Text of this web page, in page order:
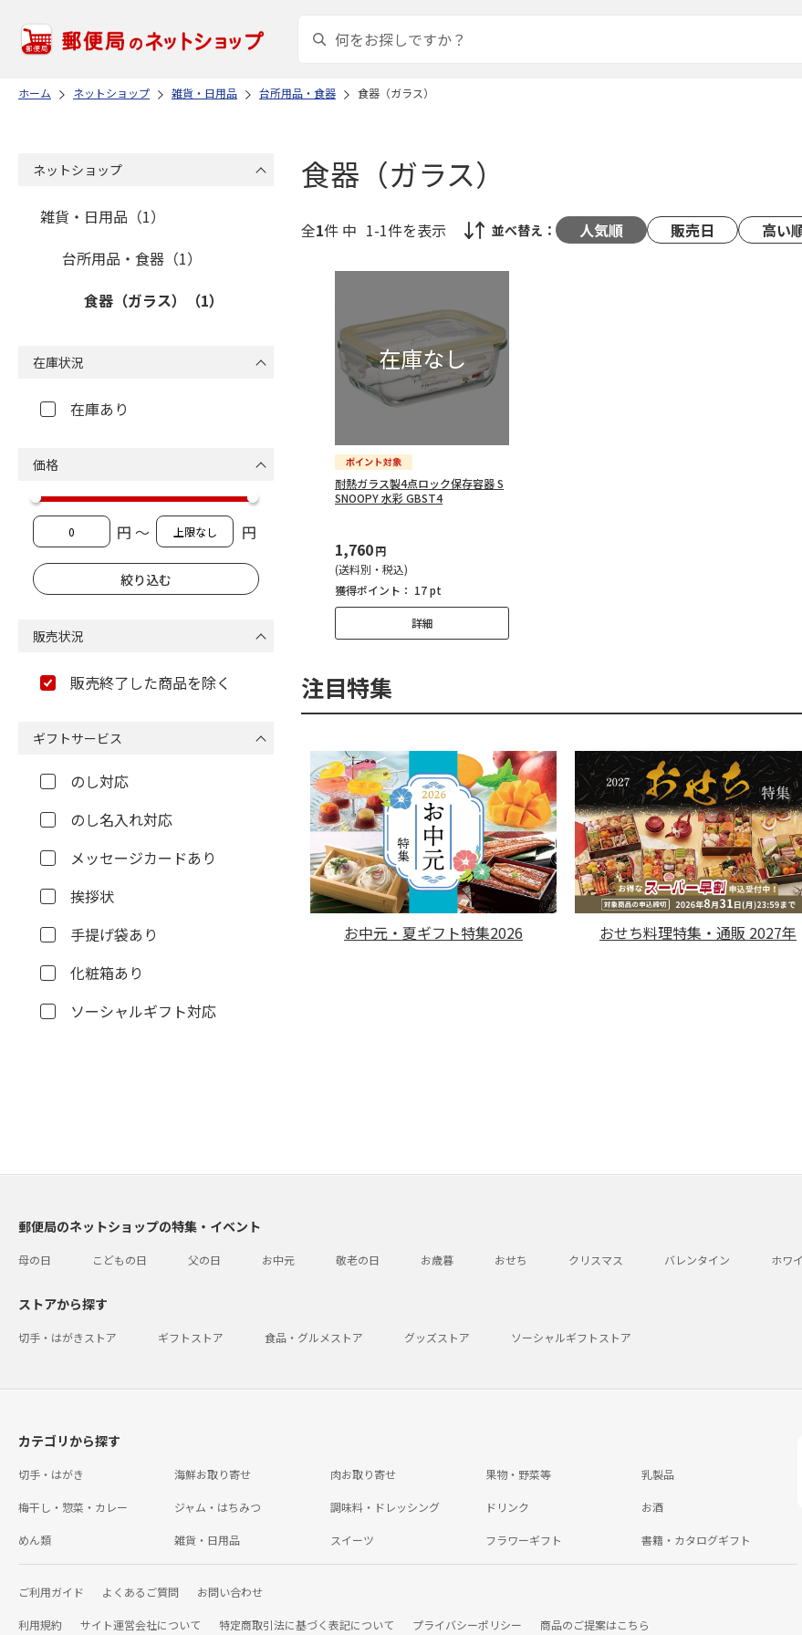
ホーム ネットショップ 雑貨・日用品 台所用品・食器 食器（ガラス）
食器（ガラス）
全1件 中 1-1件を表示 並べ替え： 人気順 販売日 高い
耐熱ガラス製4点ロック保存容器 S
SNOOPY 水彩 GBST4
1,760円
(送料別・税込)
獲得ポイント： 17 pt
詳細
注目特集
お中元・夏ギフト特集2026 おせち料理特集・通販 2027年
ネットショップ
雑貨・日用品（1）
台所用品・食器（1）
食器（ガラス）（1）
在庫状況
在庫あり
価格
円 ～ 円
販売状況
販売終了した商品を除く
ギフトサービス
のし対応
のし名入れ対応
メッセージカードあり
挨拶状
手提げ袋あり
化粧箱あり
ソーシャルギフト対応
郵便局のネットショップの特集・イベント
母の日 こどもの日 父の日 お中元 敬老の日 お歳暮 おせち クリスマス バレンタイン ホワ
ストアから探す
切手・はがきストア ギフトストア 食品・グルメストア グッズストア ソーシャルギフトストア
カテゴリから探す
切手・はがき 海鮮お取り寄せ 肉お取り寄せ 果物・野菜等 乳製品
梅干し・惣菜・カレー ジャム・はちみつ 調味料・ドレッシング ドリンク お酒
めん類 雑貨・日用品 スイーツ フラワーギフト 書籍・カタログギフト
ご利用ガイド よくあるご質問 お問い合わせ
利用規約 サイト運営会社について 特定商取引法に基づく表記について プライバシーポリシー 商品のご提案はこちら